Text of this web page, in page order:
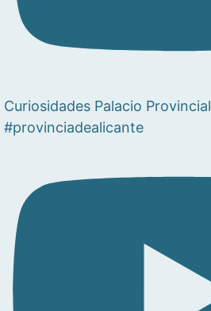
Curiosidades Palacio Provincial
#provinciadealicante